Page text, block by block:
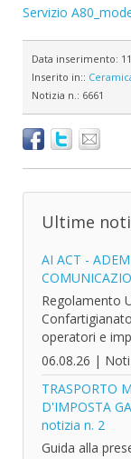
Servizio
Data inserimento:
Inserito in::
Notizia n.: 6661
Ultime
AI ACT -
Regolamento
operatori e
06.08.26 |
TRASPORTO
D'IMPOSTA
notizia n. 2
Guida alla